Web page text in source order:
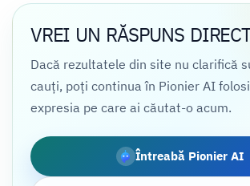
VREI UN RĂSPUNS
Dacă rezultatele din site nu clarifică
cauți, poți continua în Pionier AI
expresia pe care ai căutat-o acum.
Întreabă Pionier AI